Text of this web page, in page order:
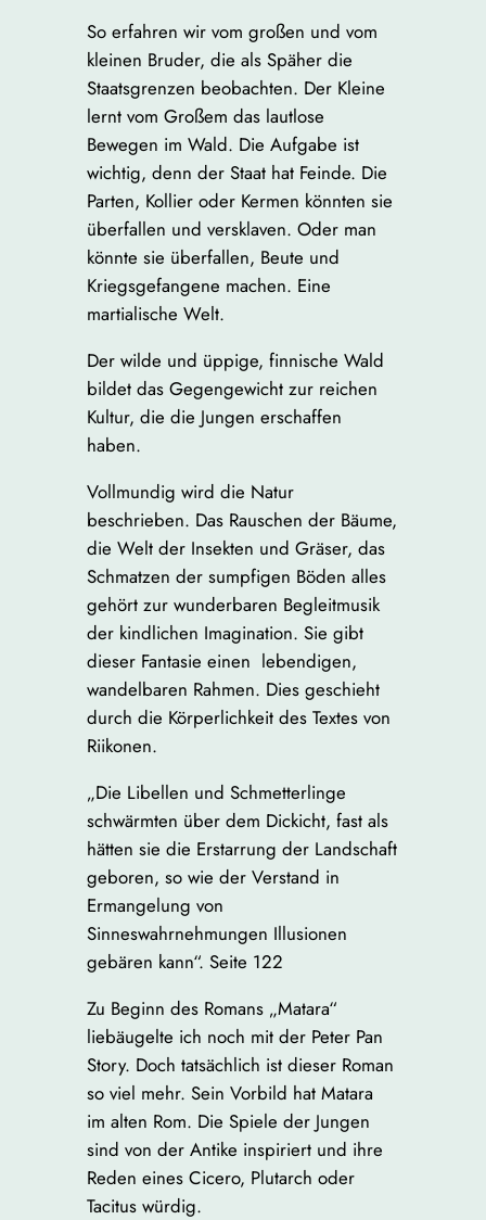
So erfahren wir vom großen und vom
kleinen Bruder, die als Späher die
Staatsgrenzen beobachten. Der Kleine
lernt vom Großem das lautlose
Bewegen im Wald. Die Aufgabe ist
wichtig, denn der Staat hat Feinde. Die
Parten, Kollier oder Kermen könnten sie
überfallen und versklaven. Oder man
könnte sie überfallen, Beute und
Kriegsgefangene machen. Eine
martialische Welt.
Der wilde und üppige, finnische Wald
bildet das Gegengewicht zur reichen
Kultur, die die Jungen erschaffen
haben.
Vollmundig wird die Natur
beschrieben. Das Rauschen der Bäume,
die Welt der Insekten und Gräser, das
Schmatzen der sumpfigen Böden alles
gehört zur wunderbaren Begleitmusik
der kindlichen Imagination. Sie gibt
dieser Fantasie einen lebendigen,
wandelbaren Rahmen. Dies geschieht
durch die Körperlichkeit des Textes von
Riikonen.
„Die Libellen und Schmetterlinge
schwärmten über dem Dickicht, fast als
hätten sie die Erstarrung der Landschaft
geboren, so wie der Verstand in
Ermangelung von
Sinneswahrnehmungen Illusionen
gebären kann“. Seite 122
Zu Beginn des Romans „Matara“
liebäugelte ich noch mit der Peter Pan
Story. Doch tatsächlich ist dieser Roman
so viel mehr. Sein Vorbild hat Matara
im alten Rom. Die Spiele der Jungen
sind von der Antike inspiriert und ihre
Reden eines Cicero, Plutarch oder
Tacitus würdig.